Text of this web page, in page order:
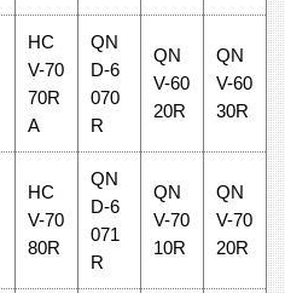
HC
V-70
70R
A
QN
D-6
070
R
QN
V-60
20R
QN
V-60
30R
HC
V-70
80R
QN
D-6
071
R
QN
V-70
10R
QN
V-70
20R